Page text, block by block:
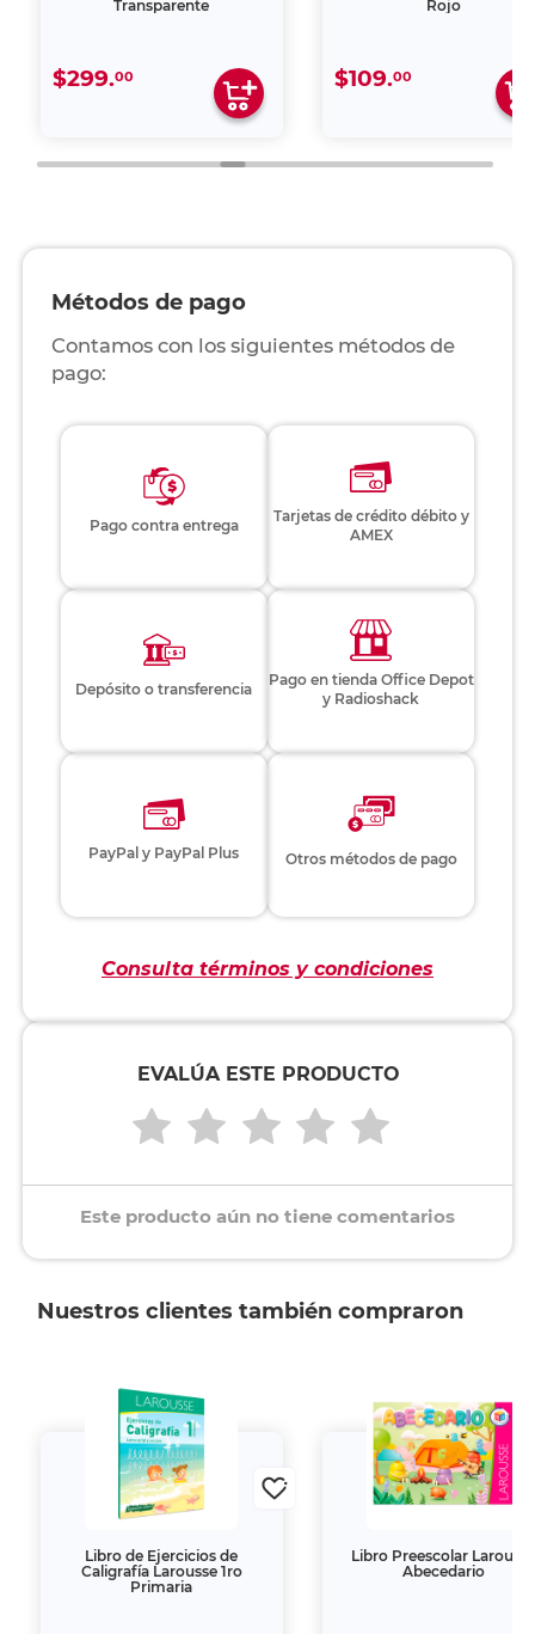
Transparente
$299.00
Rojo
$109.00
Métodos de pago
Contamos con los siguientes métodos de
pago:
Pago contra entrega
Tarjetas de crédito débito y
AMEX
Depósito o transferencia
Pago en tienda Office Depot
y Radioshack
PayPal y PayPal Plus Otros métodos de pago
Consulta términos y condiciones
EVALÚA ESTE PRODUCTO
Este producto aún no tiene comentarios
Nuestros clientes también compraron
Libro de Ejercicios de
Caligrafía Larousse 1ro
Primaria
Libro Preescolar Larousse
Abecedario